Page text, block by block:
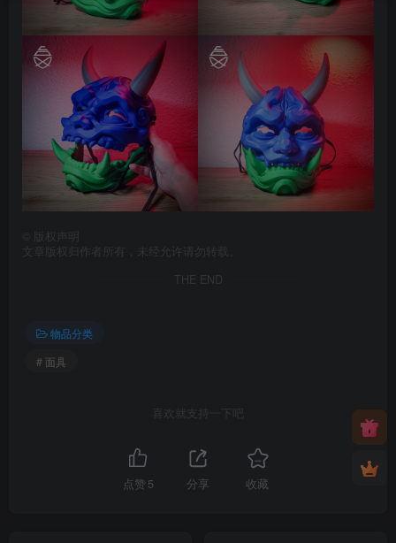
版权声明
文章版权归作者所有，未经允许请勿转载。
THE END
物品分类
# 面具
喜欢就支持一下吧
点赞 5 分享 收藏